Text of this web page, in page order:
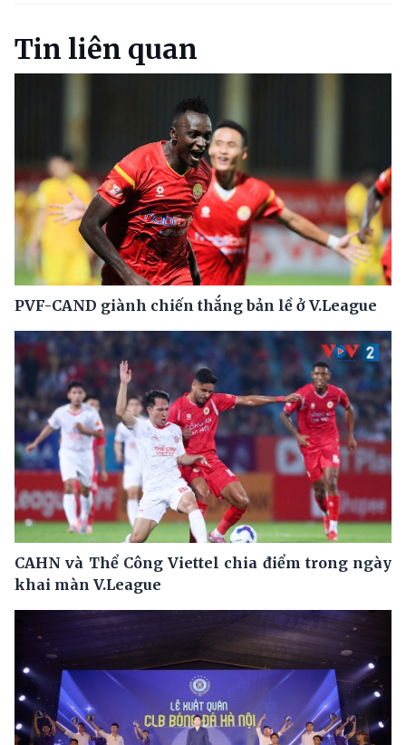
Tin liên quan
PVF-CAND giành chiến thắng bản lề ở V.League
CAHN và Thể Công Viettel chia điểm trong ngày
khai màn V.League